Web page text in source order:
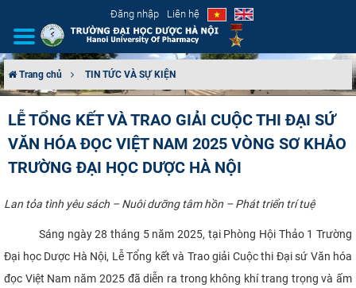
Đăng nhập Liên hệ
CƠ CẤU TỔ CHỨC
TUYỂN SINH
ĐẢM BẢO CHẤT LƯỢNG
Trang chủ TIN TỨC VÀ SỰ KIỆN
LỄ TỔNG KẾT VÀ TRAO GIẢI CUỘC THI ĐẠI SỨ
VĂN HÓA ĐỌC VIỆT NAM 2025 VÒNG SƠ KHẢO
TRƯỜNG ĐẠI HỌC DƯỢC HÀ NỘI
Lan tỏa tình yêu sách – Nuôi dưỡng tâm hồn – Phát triển trí tuệ
Sáng ngày 28 tháng 5 năm 2025, tại Phòng Hội Thảo 1 Trường
Đại học Dược Hà Nội, Lễ Tổng kết và Trao giải Cuộc thi Đại sứ Văn hóa
đọc Việt Nam năm 2025 đã diễn ra trong không khí trang trọng và ấm